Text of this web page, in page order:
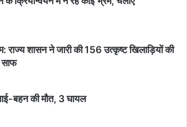
राज्य शासन ने जारी की 156 उत्कृष्ट खिलाड़ियों की
साफ
बहन की मौत, 3 घायल